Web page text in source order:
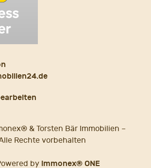
& Torsten Bär Immobilien –
Rechte vorbehalten
by immonex® ONE